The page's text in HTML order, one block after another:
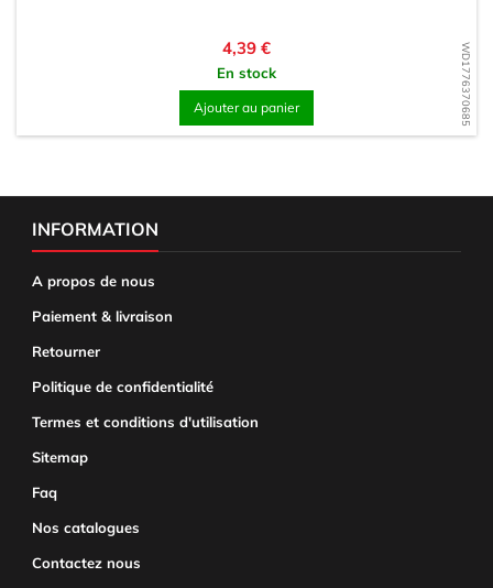
WD1776370685
Prix
4,39 €
En stock
Ajouter au panier
INFORMATION
A propos de nous
Paiement & livraison
Retourner
Politique de confidentialité
Termes et conditions d'utilisation
Sitemap
Faq
Nos catalogues
Contactez nous